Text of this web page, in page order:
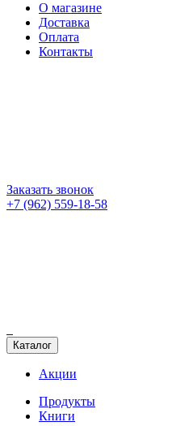
О магазине
Доставка
Оплата
Контакты
Заказать звонок
+7 (962) 559-18-58
Каталог
Акции
Продукты
Книги